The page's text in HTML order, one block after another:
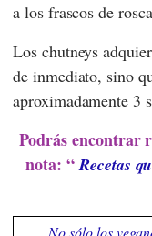
a los frascos de
Los chutneys
de inmediato, sino
aproximadamente 3
Podrás encontrar
nota: “Recetas